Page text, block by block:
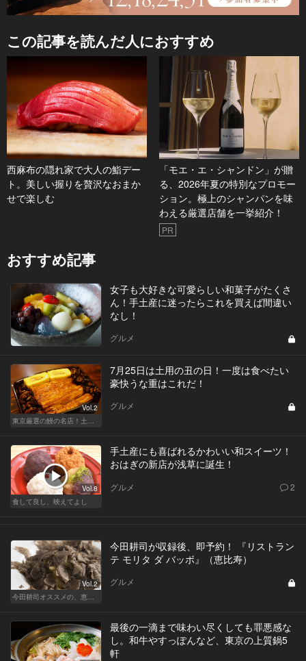
この記事を読んだ人におすすめ
西麻布の隠れ家で大人の鮨デー
ト。美しい握りを贅沢なおまか
せで楽しむ
「モエ・エ・シャンドン」が贈
る、2026年夏の特別なプロモー
ション。極上のシャンパンを味
わえる厳選店舗を一挙紹介！
PR
おすすめ記事
女子も大好きな可愛らしい和菓子がたくさ
ん！手土産に迷ったらこれを買えば間違い
なし！
グルメ
Vol.2
東京厳選の鰻の名店！土用の丑の日じゃなくても行きたい
7月25日は土用の丑の日！一度は食べたい
豪快うな重はこれだ！
グルメ
Vol.8
食して良し、映えてよし
手土産にも喜ばれるかわいい和スイーツ！
おはぎの新店が浅草に誕生！
グルメ 2
Vol.2
今田耕司オススメの、恵比寿の気取らぬ名店
今田耕司が収録後、即予約！ 『リストラン
テ モリタ ダ バッボ』（恵比寿）
グルメ
最後の一滴まで味わい尽くしても罪悪感な
し。和牛やすっぽんなど、東京の上質鍋5
軒